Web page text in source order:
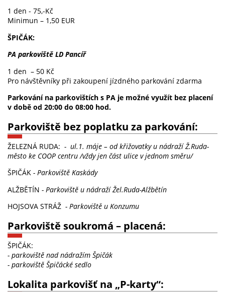
1 den - 75,-Kč
Minimun – 1,50 EUR
ŠPIČÁK:
PA parkoviště LD Pancíř
1 den – 50 Kč
Pro návštěvníky při zakoupení jízdného parkování zdarma
Parkování na parkovištích s PA je možné využít bez placení
v době od 20:00 do 08:00 hod.
Parkoviště bez poplatku za parkování:
ŽELEZNÁ RUDA: - ul.1. máje – od křižovatky u nádraží Ž.Ruda-
město ke COOP centru /vždy jen část ulice v jednom směru/
ŠPIČÁK - Parkoviště Kaskády
ALŽBĚTÍN - Parkoviště u nádraží Žel.Ruda-Alžbětín
HOJSOVA STRÁŽ - Parkoviště u Konzumu
Parkoviště soukromá – placená:
ŠPIČÁK:
- parkoviště nad nádražím Špičák
- parkoviště Špičácké sedlo
Lokalita parkovišť na „P-karty“: